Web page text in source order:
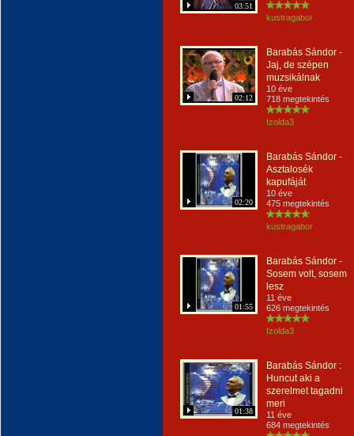
03:51
kustragabor
02:12
Barabás Sándor -
Jaj, de szépen
muzsikálnak
10 éve
718 megtekintés
Izolda3
02:20
Barabás Sándor -
Asztalosék
kapufáját
10 éve
475 megtekintés
kustragabor
01:55
Barabás Sándor -
Sosem volt, sosem
lesz
11 éve
626 megtekintés
Izolda3
01:38
Barabás Sándor :
Huncut aki a
szerelmet tagadni
meri
11 éve
684 megtekintés